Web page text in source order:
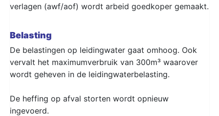
verlagen (awf/aof) wordt arbeid goedkoper gemaakt.
Belasting
De belastingen op leidingwater gaat omhoog. Ook
vervalt het maximumverbruik van 300m³ waarover
wordt geheven in de leidingwaterbelasting.
De heffing op afval storten wordt opnieuw
ingevoerd.